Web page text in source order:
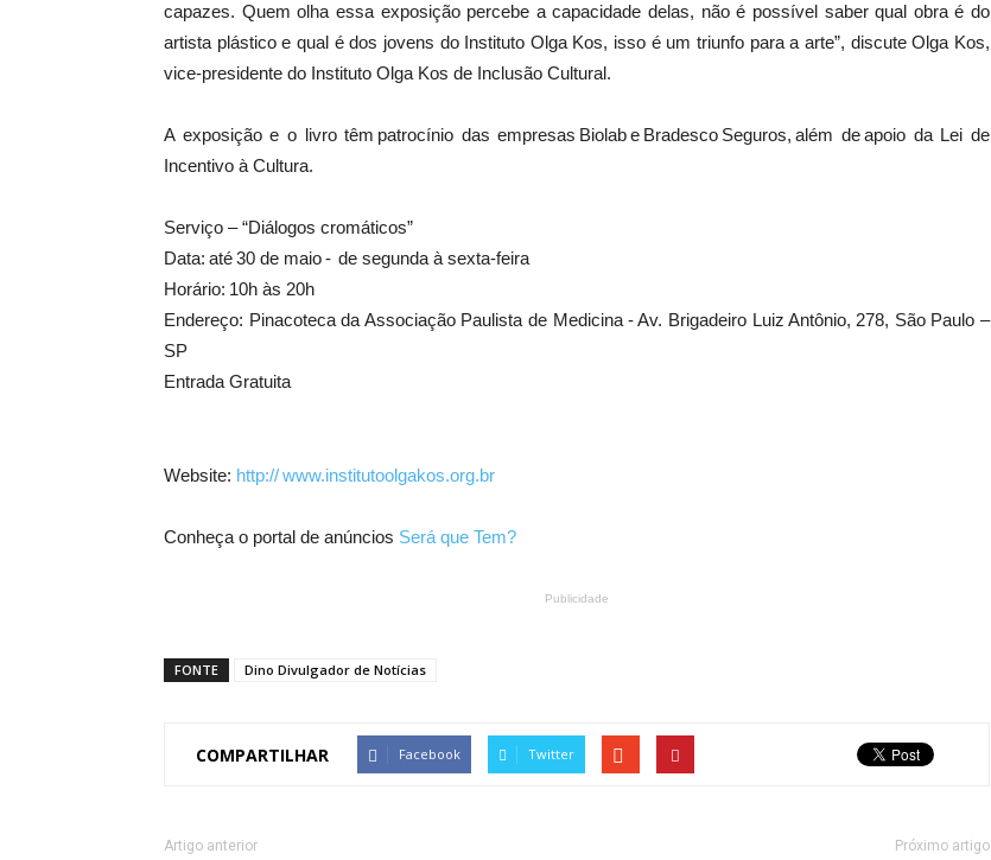
capazes. Quem olha essa exposição percebe a capacidade delas, não é possível saber qual obra é do
artista plástico e qual é dos jovens do Instituto Olga Kos, isso é um triunfo para a arte”, discute Olga Kos,
vice-presidente do Instituto Olga Kos de Inclusão Cultural.
A exposição e o livro têm patrocínio das empresas Biolab e Bradesco Seguros, além de apoio da Lei de
Incentivo à Cultura.
Serviço – “Diálogos cromáticos”
Data: até 30 de maio - de segunda à sexta-feira
Horário: 10h às 20h
Endereço: Pinacoteca da Associação Paulista de Medicina - Av. Brigadeiro Luiz Antônio, 278, São Paulo –
SP
Entrada Gratuita
Website: http:// www.institutoolgakos.org.br
Conheça o portal de anúncios Será que Tem?
Publicidade
FONTE Dino Divulgador de Notícias
COMPARTILHAR Facebook Twitter
Artigo anterior Próximo artigo